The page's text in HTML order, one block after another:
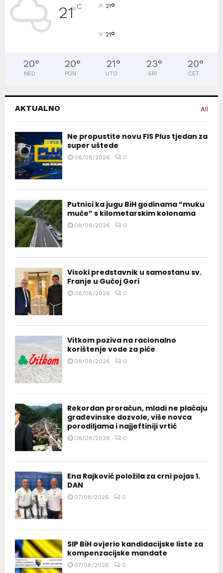
21°C 21°
21°
20°
NED
20°
PON
21°
UTO
23°
SRI
20°
ČET
AKTUALNO All
Ne propustite novu FIS Plus tjedan za
super uštede
08/08/2026 0
Putnici ka jugu BiH godinama “muku
muče” s kilometarskim kolonama
08/08/2026 0
Visoki predstavnik u samostanu sv.
Franje u Gučoj Gori
08/08/2026 0
Vitkom poziva na racionalno
korištenje vode za piće
08/08/2026 0
Rekordan proračun, mladi ne plaćaju
građevinske dozvole, više novca
porodiljama i najjeftiniji vrtić
08/08/2026 0
Ena Rajković položila za crni pojas 1.
DAN
07/08/2026 0
SIP BiH ovjerio kandidacijske liste za
kompenzacijske mandate
07/08/2026 0